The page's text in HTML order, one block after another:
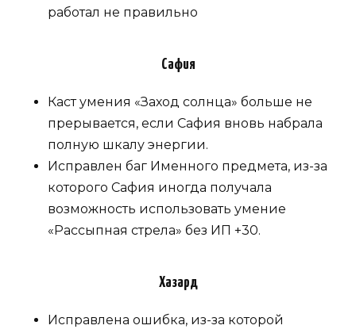
работал не правильно
Сафия
Каст умения «Заход солнца» больше не
прерывается, если Сафия вновь набрала
полную шкалу энергии.
Исправлен баг Именного предмета, из-за
которого Сафия иногда получала
возможность использовать умение
«Рассыпная стрела» без ИП +30.
Хазард
Исправлена ​​ошибка, из-за которой